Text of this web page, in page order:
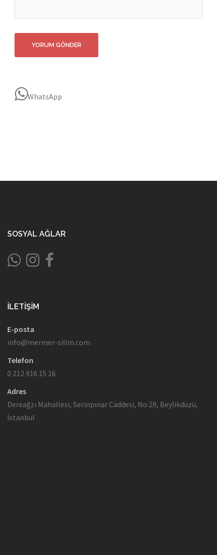
WhatsApp
SOSYAL AĞLAR
İLETIŞIM
E-posta
info@mermer-silim.com
Telefon
0 212 916 15 16
Adres
Dereağzı Mahallesi, Serinpınar Caddesi, No:29, Beylikdüzü,
İstanbul